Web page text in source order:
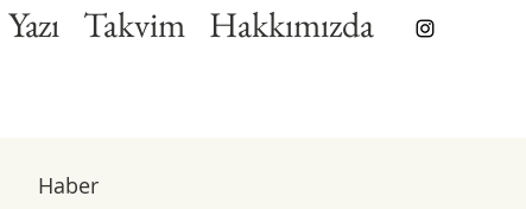
Yazı Takvim Hakkımızda
Haber